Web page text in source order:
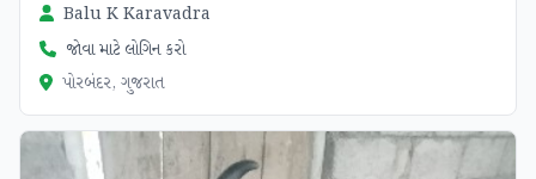
Balu K Karavadra
જોવા માટે લોગિન કરો
પોરબંદર, ગુજરાત